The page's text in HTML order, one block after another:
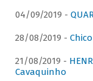
04/09/2019 -
28/08/2019 -
21/08/2019 -
Cavaquinho